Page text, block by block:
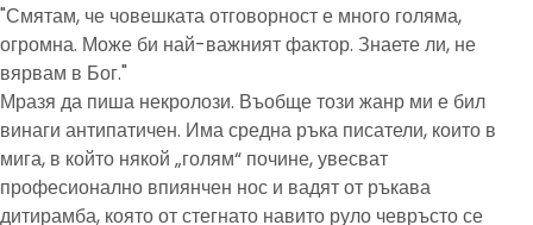
"Смятам, че човешката отговорност е много голяма,
огромна. Може би най-важният фактор. Знаете ли, не
вярвам в Бог."
Мразя да пиша некролози. Въобще този жанр ми е бил
винаги антипатичен. Има средна ръка писатели, които в
мига, в който някой „голям“ почине, увесват
професионално впиянчен нос и вадят от ръкава
дитирамба, която от стегнато навито руло чевръсто се